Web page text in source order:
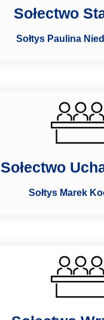
Sołectwo
Sołtys Paulina
Sołectwo
Sołtys Marek